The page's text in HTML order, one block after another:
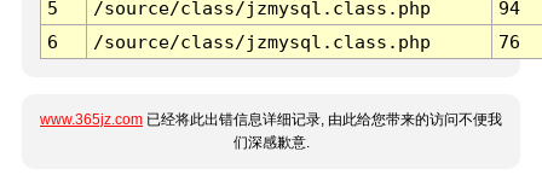
5
/source/class/jzmysql.class.php
94
6
/source/class/jzmysql.class.php 76
www.365jz.com 已经将此出错信息详细记录, 由此给您带来的访问不便我
们深感歉意.